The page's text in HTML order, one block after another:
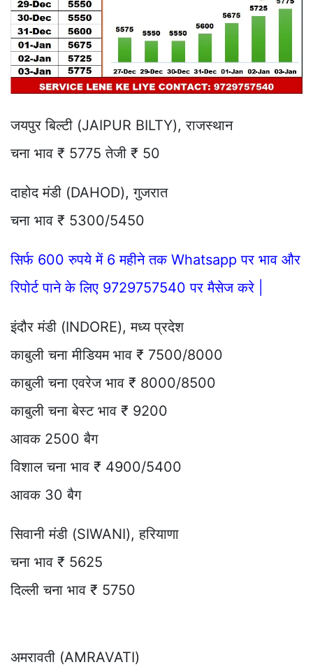
जयपुर बिल्टी (JAIPUR BILTY), राजस्थान
चना भाव ₹ 5775 तेजी ₹ 50
दाहोद मंडी (DAHOD), गुजरात
चना भाव ₹ 5300/5450
सिर्फ 600 रुपये में 6 महीने तक Whatsapp पर भाव और
रिपोर्ट पाने के लिए 9729757540 पर मैसेज करे |
इंदौर मंडी (INDORE), मध्य प्रदेश
काबुली चना मीडियम भाव ₹ 7500/8000
काबुली चना एवरेज भाव ₹ 8000/8500
काबुली चना बेस्ट भाव ₹ 9200
आवक 2500 बैग
विशाल चना भाव ₹ 4900/5400
आवक 30 बैग
सिवानी मंडी (SIWANI), हरियाणा
चना भाव ₹ 5625
दिल्ली चना भाव ₹ 5750
अमरावती (AMRAVATI)